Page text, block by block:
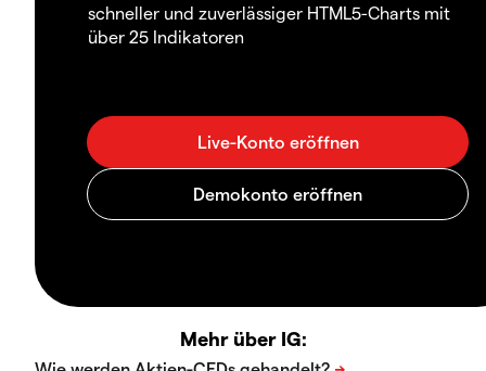
schneller und zuverlässiger HTML5-Charts mit
über 25 Indikatoren
Mehr über IG: